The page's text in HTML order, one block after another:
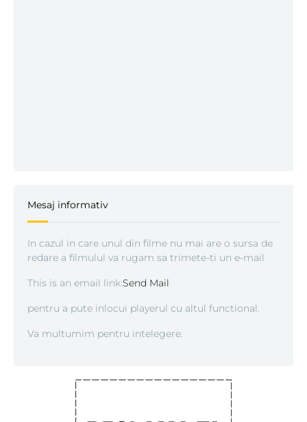
Mesaj informativ
In cazul in care unul din filme nu mai are o sursa de
redare a filmulul va rugam sa trimete-ti un e-mail
This is an email link:Send Mail
pentru a pute inlocui playerul cu altul functional.
Va multumim pentru intelegere.